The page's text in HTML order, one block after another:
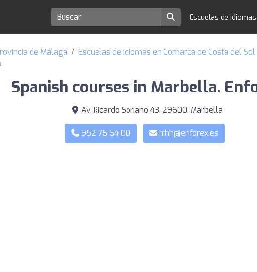
Escuelas de idiomas
de Málaga
Escuelas de idiomas en Comarca de Costa del
Spanish courses in Marbella.
Av. Ricardo Soriano 43, 29600, Marbella
952 76 64 00 rrhh@enforex.es